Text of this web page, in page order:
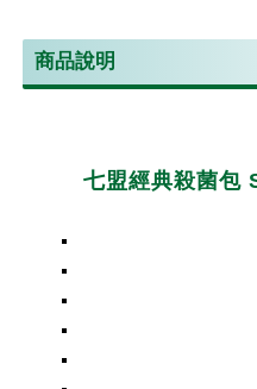
商品說明
七盟經典殺菌包